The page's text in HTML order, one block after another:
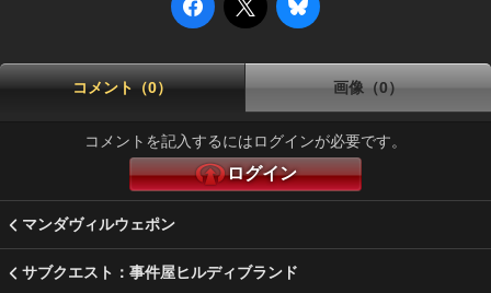
コメント（0） 画像（0）
コメントを記入するにはログインが必要です。
ログイン
マンダヴィルウェポン
サブクエスト：事件屋ヒルディブランド